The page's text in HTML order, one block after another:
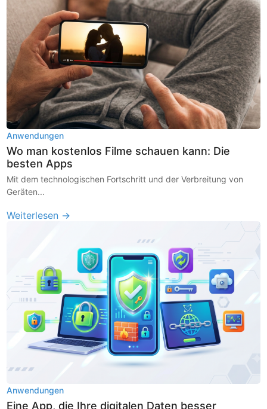
Anwendungen
Wo man kostenlos Filme schauen kann: Die
besten Apps
Mit dem technologischen Fortschritt und der Verbreitung von
Geräten...
Weiterlesen →
Anwendungen
Eine App, die Ihre digitalen Daten besser